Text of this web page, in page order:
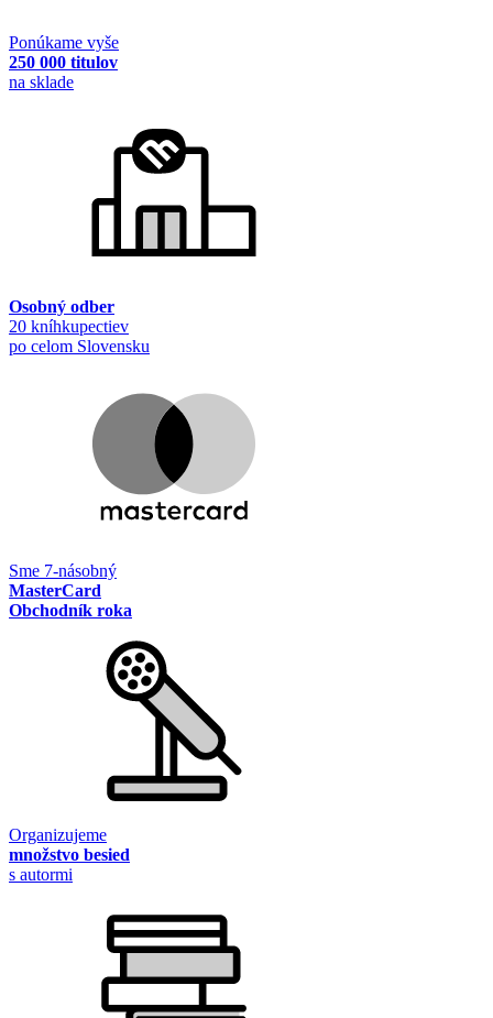
Ponúkame vyše
250 000 titulov
na sklade
Osobný odber
20 kníhkupectiev
po celom Slovensku
Sme 7-násobný
MasterCard
Obchodník roka
Organizujeme
množstvo besied
s autormi